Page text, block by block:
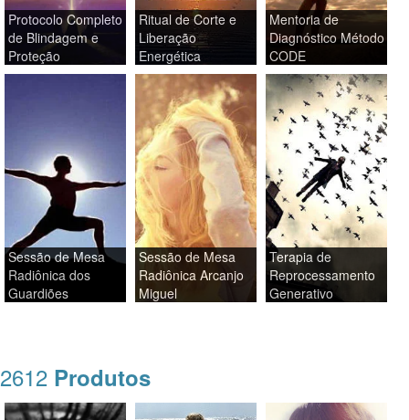
Protocolo Completo
de Blindagem e
Proteção
Ritual de Corte e
Liberação
Energética
Mentoria de
Diagnóstico Método
CODE
Sessão de Mesa
Radiônica dos
Guardiões
Sessão de Mesa
Radiônica Arcanjo
Miguel
Terapia de
Reprocessamento
Generativo
2612 Produtos